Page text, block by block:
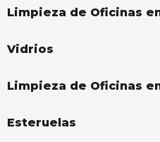
Limpieza de Oficinas
Vidrios
Limpieza de Oficinas
Esteruelas